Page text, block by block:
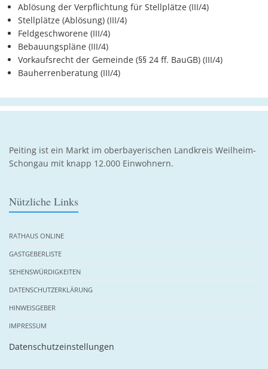
Ablösung der Verpflichtung für Stellplätze (III/4)
Stellplätze (Ablösung) (III/4)
Feldgeschworene (III/4)
Bebauungspläne (III/4)
Vorkaufsrecht der Gemeinde (§§ 24 ff. BauGB) (III/4)
Bauherrenberatung (III/4)
Peiting ist ein Markt im oberbayerischen Landkreis Weilheim-
Schongau mit knapp 12.000 Einwohnern.
Nützliche Links
RATHAUS ONLINE
GASTGEBERLISTE
SEHENSWÜRDIGKEITEN
DATENSCHUTZERKLÄRUNG
HINWEISGEBER
IMPRESSUM
Datenschutzeinstellungen